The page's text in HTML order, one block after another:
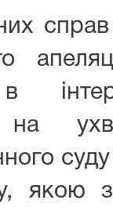
суду
якою